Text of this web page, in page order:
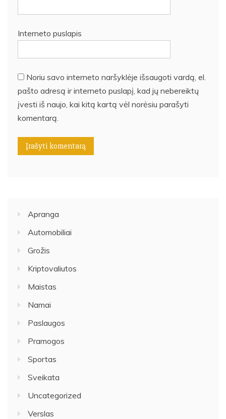
Interneto puslapis
Noriu savo interneto naršyklėje išsaugoti vardą, el.
pašto adresą ir interneto puslapį, kad jų nebereiktų
įvesti iš naujo, kai kitą kartą vėl norėsiu parašyti
komentarą.
Apranga
Automobiliai
Grožis
Kriptovaliutos
Maistas
Namai
Paslaugos
Pramogos
Sportas
Sveikata
Uncategorized
Verslas